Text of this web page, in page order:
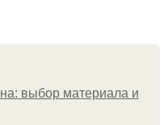
выбор материала и